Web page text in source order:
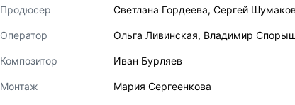
Продюсер Светлана Гордеева, Сергей Шумаков
Оператор Ольга Ливинская, Владимир
Композитор Иван Бурляев
Монтаж Мария Сергеенкова